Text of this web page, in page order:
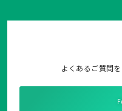
よくあるご質問